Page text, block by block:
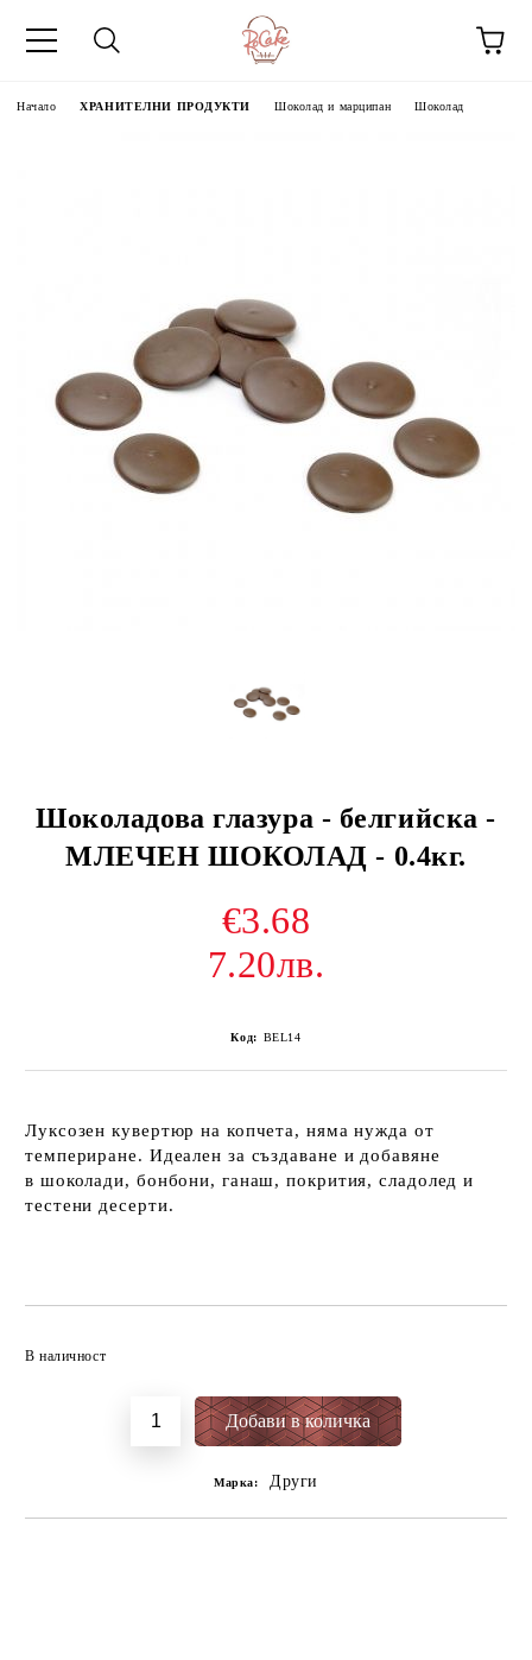
Начало ХРАНИТЕЛНИ ПРОДУКТИ Шоколад и марципан Шоколад
Шоколадова глазура - белгийска -
МЛЕЧЕН ШОКОЛАД - 0.4кг.
€3.68
7.20лв.
Код: BEL14
Луксозен кувертюр на копчета, няма нужда от
темпериране. Идеален за създаване и добавяне
в шоколади, бонбони, ганаш, покрития, сладолед и
тестени десерти.
В наличност
Марка: Други